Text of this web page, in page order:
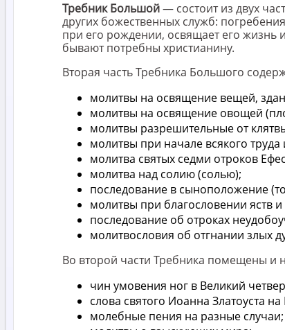
Требник Большой— состоит из двух
других божественных служб:
при его рождении, освящает его жизнь
бывают потребны христианину.
Вторая часть Требника Большого
молитвы на освящение вещей,
молитвы на освящение овощей
молитвы разрешительные от
молитвы при начале всякого
молитва святых седми отроков
молитва над солию (солью);
последование в сыноположение
молитвы при благословении яств
последование об отроках
молитвословия об отгнании злых
Во второй части Требника помещены и
чин умовения ног в Великий
слова святого Иоанна Златоуста
молебные пения на разные случаи;